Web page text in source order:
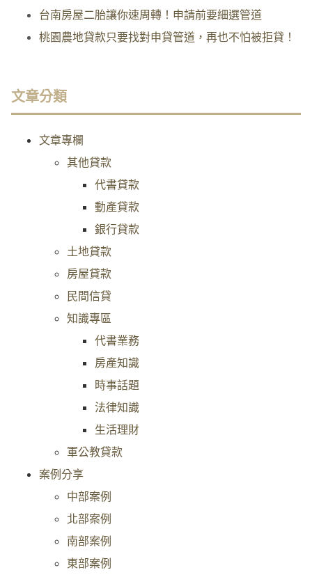
台南房屋二胎讓你速周轉！申請前要細選管道
桃園農地貸款只要找對申貸管道，再也不怕被拒貸！
文章分類
文章專欄
其他貸款
代書貸款
動產貸款
銀行貸款
土地貸款
房屋貸款
民間信貸
知識專區
代書業務
房產知識
時事話題
法律知識
生活理財
軍公教貸款
案例分享
中部案例
北部案例
南部案例
東部案例